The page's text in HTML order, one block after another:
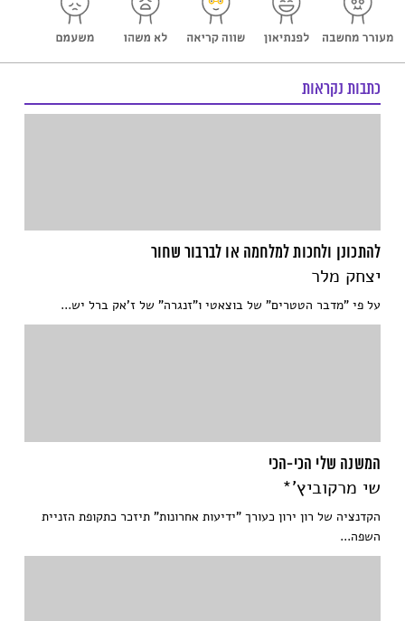
כתבות נקראות
להתכונן ולחכות למלחמה או לברבור שחור
יצחק מלר
על פי "מדבר הטטרים" של בוצאטי ו"זנגרה" של ז'אק ברל יש...
המשנה שלי הכי-הכי
שי מרקוביץ'*
הקדנציה של רון ירון כעורך "ידיעות אחרונות" תיזכר כתקופת הזניית
השפה...